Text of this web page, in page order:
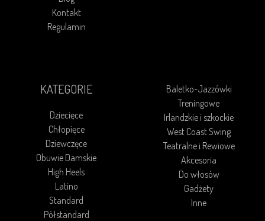
Kontakt
Regulamin
KATEGORIE
Dziecięce
Chłopięce
Dziewczęce
Obuwie Damskie
High Heels
Latino
Standard
Półstandard
Baletko-Jazzówki
Treningowe
Irlandzkie i szkockie
West Coast Swing
Teatralne i Rewiowe
Akcesoria
Do włosów
Gadżety
Inne